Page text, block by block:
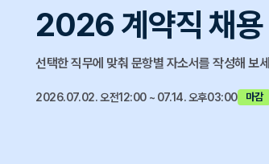
2026 계약직 채용
선택한 직무에 맞춰 문항별 자소서를 작성해 보
2026.07.02. 오전12:00 ~ 07.14. 오후03:00 마감